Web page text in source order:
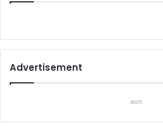
Advertisement
eon